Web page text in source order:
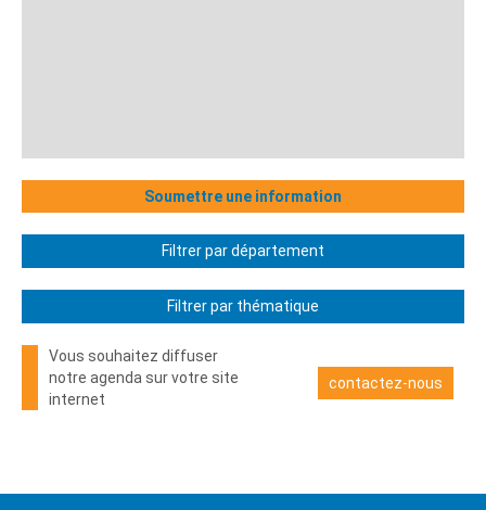
Soumettre une information
Filtrer par département
Filtrer par thématique
Vous souhaitez diffuser
notre agenda sur votre site
internet
contactez-nous